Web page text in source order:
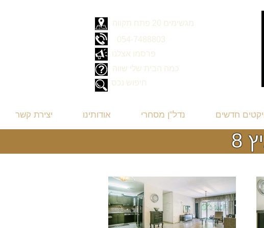
מגשימים 20 פתח תקווה
054-7488803
פרסמו אצלנו
כמה הבית שלי שווה
חיפוש נכס
חדשים נדל"ן מסחרי אודותינו יצירת קשר